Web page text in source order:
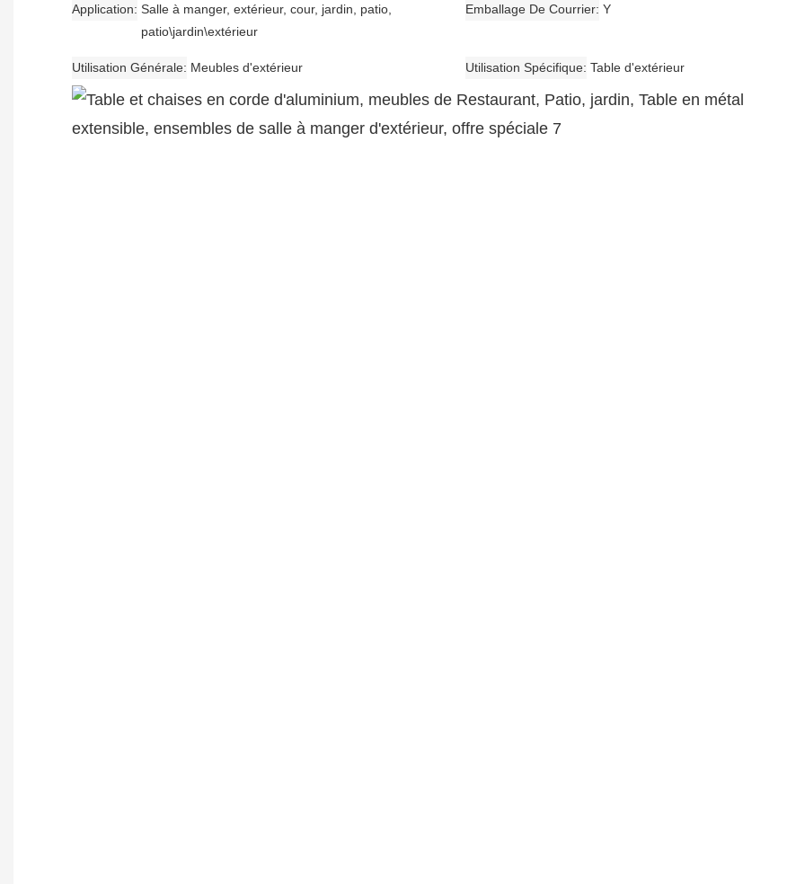
Application Salle à manger, extérieur, cour, jardin, patio,
patio\jardin\extérieur
Emballage De Courrier Y
Utilisation Générale Meubles d'extérieur Utilisation Spécifique Table d'extérieur